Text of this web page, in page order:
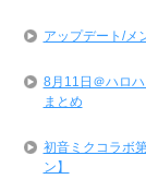
アップデート/メ
8月11日＠ハロ
まとめ
初音ミクコラボ
ン】